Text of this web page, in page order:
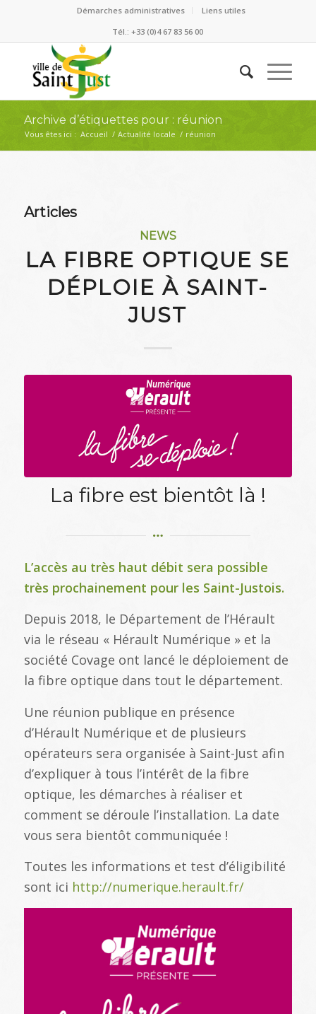
Démarches administratives
Liens utiles
Tél.: +33 (0)4 67 83 56 00
Archive d’étiquettes pour : réunion
Vous êtes ici : Accueil / Actualité locale / réunion
Articles
NEWS
LA FIBRE OPTIQUE SE
DÉPLOIE À SAINT-
JUST
La fibre est bientôt là !
L’accès au très haut débit sera possible
très prochainement pour les Saint-Justois.
Depuis 2018, le Département de l’Hérault
via le réseau « Hérault Numérique » et la
société Covage ont lancé le déploiement de
la fibre optique dans tout le département.
Une réunion publique en présence
d’Hérault Numérique et de plusieurs
opérateurs sera organisée à Saint-Just afin
d’expliquer à tous l’intérêt de la fibre
optique, les démarches à réaliser et
comment se déroule l’installation. La date
vous sera bientôt communiquée !
Toutes les informations et test d’éligibilité
sont ici http://numerique.herault.fr/